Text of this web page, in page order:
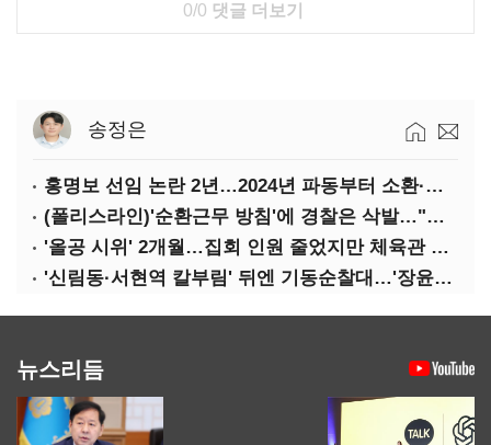
0/0 댓글 더보기
송정은
홍명보 선임 논란 2년…2024년 파동부터 소환·압색까지
(폴리스라인)'순환근무 방침'에 경찰은 삭발…"베테랑·수사력 보강 먼저"
'올공 시위' 2개월…집회 인원 줄었지만 체육관 봉쇄 계속
'신림동·서현역 칼부림' 뒤엔 기동순찰대…'장윤기 은폐·조작' 후엔 내부비리수사대
뉴스리듬